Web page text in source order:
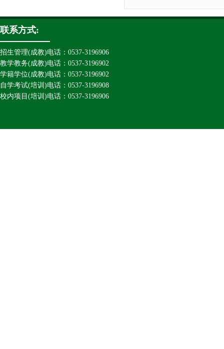
联系方式:
招生管理(成教)电话：0537-3196906
教学教务(成教)电话：0537-3196902
学籍学位(成教)电话：0537-3196902
自学考试(培训)电话：0537-3196908
校内项目(培训)电话：0537-3196906